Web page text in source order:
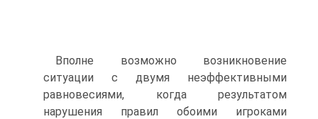
Вполне возможно возникновение
ситуации с двумя неэффективными
равновесиями, когда результатом
нарушения правил обоими игроками